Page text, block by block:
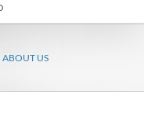
ABOUT US